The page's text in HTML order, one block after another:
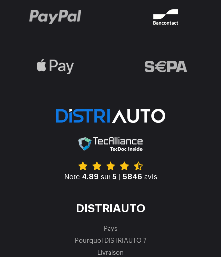
Note 4.89 sur 5 | 5846 avis
DISTRIAUTO
Pays
Pourquoi DISTRIAUTO ?
Livraison